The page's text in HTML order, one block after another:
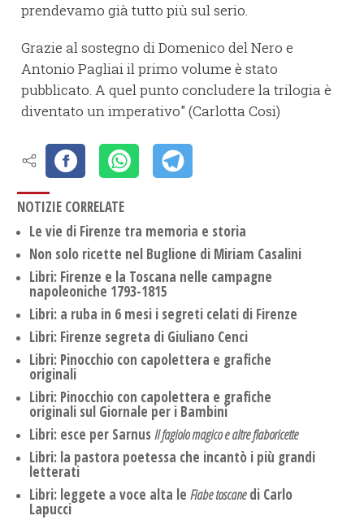
prendevamo già tutto più sul serio.
Grazie al sostegno di Domenico del Nero e
Antonio Pagliai il primo volume è stato
pubblicato. A quel punto concludere la trilogia è
diventato un imperativo" (Carlotta Cosi)
NOTIZIE CORRELATE
Le vie di Firenze tra memoria e storia
Non solo ricette nel Buglione di Miriam Casalini
Libri: Firenze e la Toscana nelle campagne
napoleoniche 1793-1815
Libri: a ruba in 6 mesi i segreti celati di Firenze
Libri: Firenze segreta di Giuliano Cenci
Libri: Pinocchio con capolettera e grafiche
originali
Libri: Pinocchio con capolettera e grafiche
originali sul Giornale per i Bambini
Libri: esce per SarnusIl fagiolo magico e altre fiaboricette
Libri: la pastora poetessa che incantò i più grandi
letterati
Libri: leggete a voce alta le Fiabe toscanedi Carlo
Lapucci